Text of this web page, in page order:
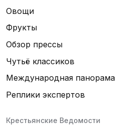
Овощи
Фрукты
Обзор прессы
Чутьё классиков
Международная панорама
Реплики экспертов
Крестьянские Ведомости